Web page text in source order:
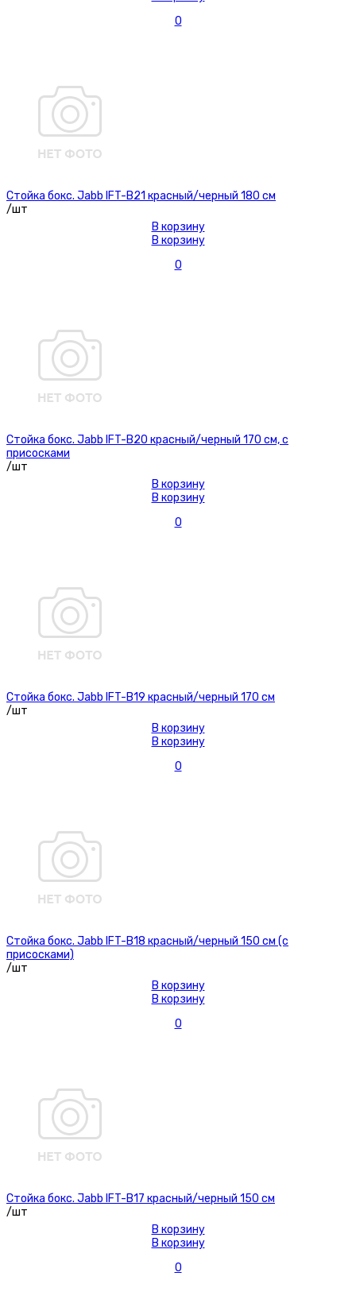
0
Стойка бокс. Jabb IFT-B21 красный/черный 180 см
/шт
В корзину
В корзину
0
Стойка бокс. Jabb IFT-B20 красный/черный 170 см, с
присосками
/шт
В корзину
В корзину
0
Стойка бокс. Jabb IFT-B19 красный/черный 170 см
/шт
В корзину
В корзину
0
Стойка бокс. Jabb IFT-B18 красный/черный 150 см (с
присосками)
/шт
В корзину
В корзину
0
Стойка бокс. Jabb IFT-B17 красный/черный 150 см
/шт
В корзину
В корзину
0